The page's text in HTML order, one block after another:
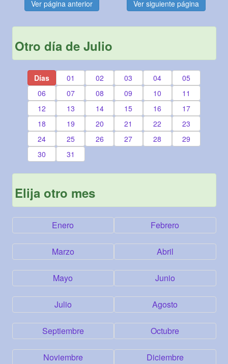
Ver página anterior Ver siguiente página
Otro día de Julio
Días 01 02 03 04
05
06
07 08 09 10
11
12
13 14 15 16
17
18
19 20 21 22
23
24
25 26 27 28
29
30
31
Elija otro mes
Enero Febrero
Marzo Abril
Mayo Junio
Julio Agosto
Septiembre Octubre
Noviembre Diciembre